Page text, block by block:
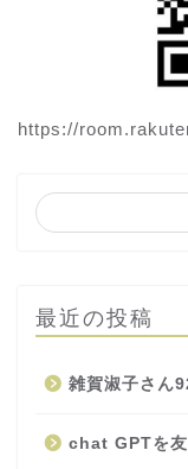
https://
最近の投稿
雑賀淑子さん
chat GPTを友